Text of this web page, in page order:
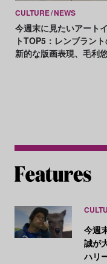
CULTURE NEWS
今週末に見たいアート
トTOP5：レンブラン
新的な版画表現、毛利
今週
誠が
ハリ